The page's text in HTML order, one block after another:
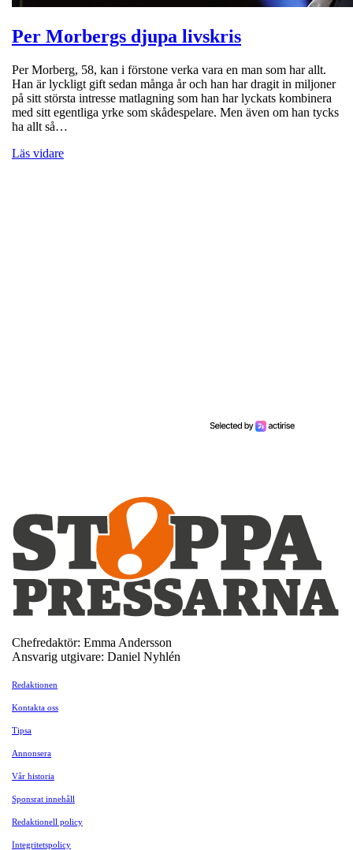
Per Morbergs djupa livskris
Per Morberg, 58, kan i förstone verka vara en man som har allt.
Han är lyckligt gift sedan många år och han har dragit in miljoner
på sitt största intresse matlagning som han har lyckats kombinera
med sitt egentliga yrke som skådespelare. Men även om han tycks
ha allt så…
Läs vidare
Chefredaktör: Emma Andersson
Ansvarig utgivare: Daniel Nyhlén
Redaktionen
Kontakta oss
Tipsa
Annonsera
Vår historia
Sponsrat innehåll
Redaktionell policy
Integritetspolicy